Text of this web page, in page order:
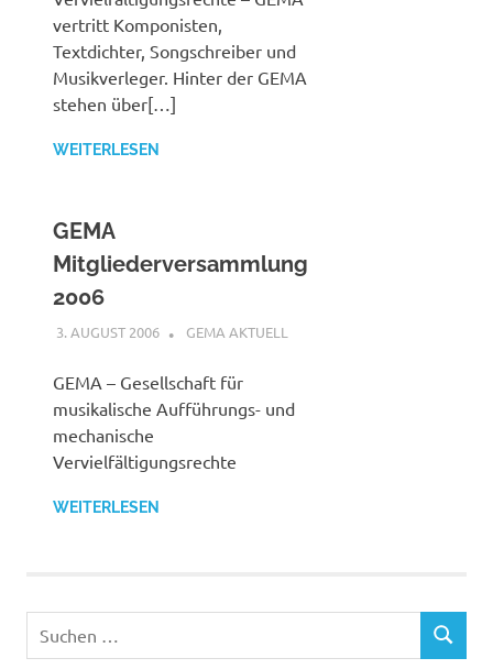
vertritt Komponisten,
Textdichter, Songschreiber und
Musikverleger. Hinter der GEMA
stehen über[…]
WEITERLESEN
GEMA
Mitgliederversammlung
2006
3. AUGUST 2006 STEFANBRAUN
GEMA AKTUELL
GEMA – Gesellschaft für
musikalische Aufführungs- und
mechanische
Vervielfältigungsrechte
WEITERLESEN
nach:
SUCHEN